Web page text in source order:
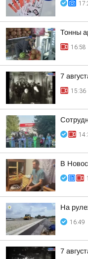
Тонны
16:58
7
15:36
В
На
16:49
7